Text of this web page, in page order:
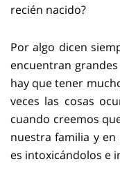
recién nacido?
Por algo dicen
encuentran
hay que tener
veces las cosas
cuando creemos
nuestra familia y
es intoxicándolos e